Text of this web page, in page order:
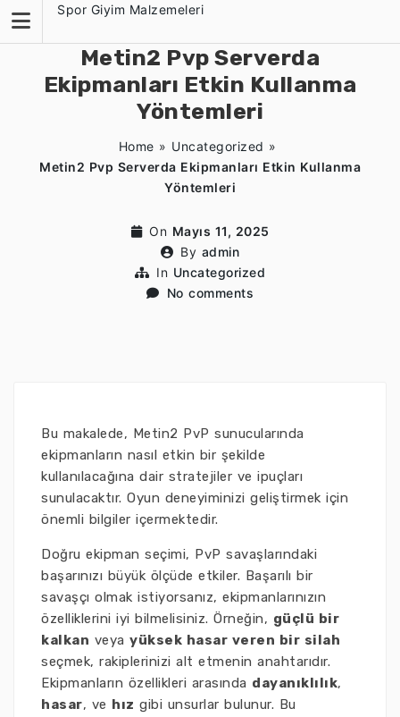
content
Spor Giyim Malzemeleri
Metin2 Pvp Serverda
Ekipmanları Etkin Kullanma
Yöntemleri
Home » Uncategorized »
Metin2 Pvp Serverda Ekipmanları Etkin Kullanma
Yöntemleri
On Mayıs 11, 2025
By admin
In Uncategorized
No comments
Bu makalede, Metin2 PvP sunucularında
ekipmanların nasıl etkin bir şekilde
kullanılacağına dair stratejiler ve ipuçları
sunulacaktır. Oyun deneyiminizi geliştirmek için
önemli bilgiler içermektedir.
Doğru ekipman seçimi, PvP savaşlarındaki
başarınızı büyük ölçüde etkiler. Başarılı bir
savaşçı olmak istiyorsanız, ekipmanlarınızın
özelliklerini iyi bilmelisiniz. Örneğin, güçlü bir
kalkan veya yüksek hasar veren bir silah
seçmek, rakiplerinizi alt etmenin anahtarıdır.
Ekipmanların özellikleri arasında dayanıklılık,
hasar, ve hız gibi unsurlar bulunur. Bu